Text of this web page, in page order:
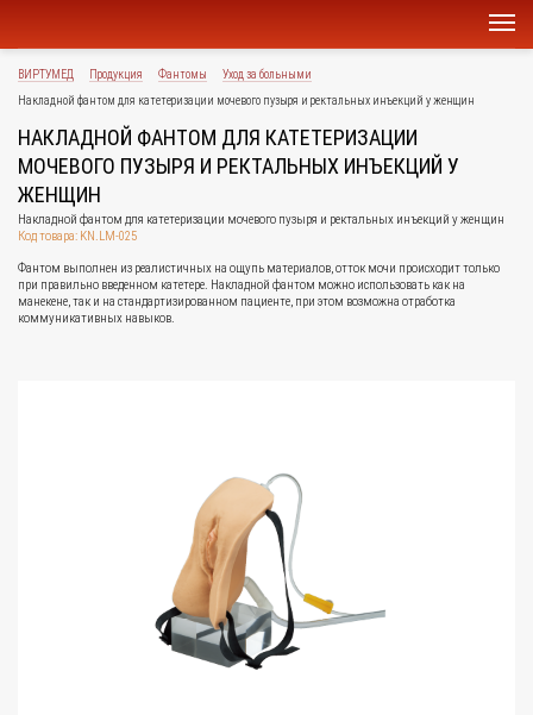
ВИРТУМЕД Продукция Фантомы
Уход за больными
Накладной фантом для катетеризации мочевого пузыря и ректальных инъекций у женщин
НАКЛАДНОЙ ФАНТОМ ДЛЯ КАТЕТЕРИЗАЦИИ
МОЧЕВОГО ПУЗЫРЯ И РЕКТАЛЬНЫХ ИНЪЕКЦИЙ У
ЖЕНЩИН
Накладной фантом для катетеризации мочевого пузыря и ректальных инъекций у женщин
Код товара: KN.LM-025
Фантом выполнен из реалистичных на ощупь материалов, отток мочи происходит только
при правильно введенном катетере. Накладной фантом можно использовать как на
манекене, так и на стандартизированном пациенте, при этом возможна отработка
коммуникативных навыков.